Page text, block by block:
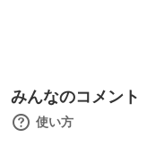
みんなのコメント
使い方